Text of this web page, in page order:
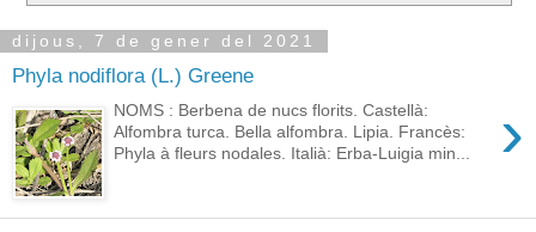
dijous, 7 de gener del 2021
Phyla nodiflora (L.) Greene
›
NOMS : Berbena de nucs florits. Castellà:
Alfombra turca. Bella alfombra. Lipia. Francès:
Phyla à fleurs nodales. Italià: Erba-Luigia min...